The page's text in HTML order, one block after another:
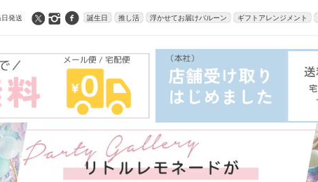
発送 誕生日 推し活 浮かせてお届けバルーン ギフトアレンジメント